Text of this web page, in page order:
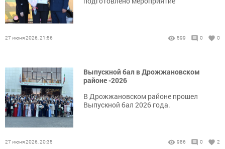
27 июня 2026, 21:56 599 0 0
Выпускной бал в Дрожжановском
районе -2026
В Дрожжановском районе прошел
Выпускной бал 2026 года.
27 июня 2026, 20:35 986 0 2